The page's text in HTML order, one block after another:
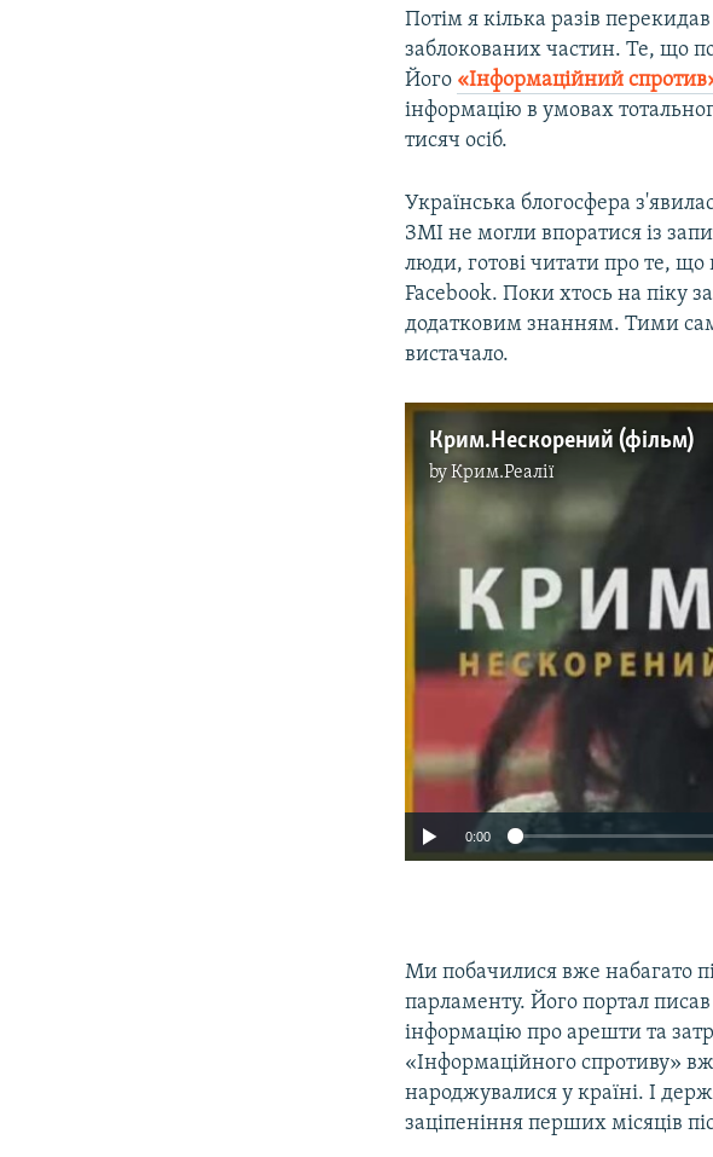
Потім я кілька разів
заблокованих частин. Те, що
Його «Інформаційний
інформацію в умовах
тисяч осіб.
Українська блогосфера
ЗМІ не могли впоратися із
люди, готові читати про те, що
Facebook. Поки хтось на піку
додатковим знанням. Тими
вистачало.
Крим.Нескорений (фільм)
byКрим.Реалії
No
0:00
​Ми побачилися вже набагато
парламенту. Його портал
інформацію про арешти та
«Інформаційного спротиву»
народжувалися у країні. І
заціпеніння перших місяців